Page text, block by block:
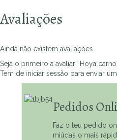
Avaliações
Ainda não existem avaliações.
Seja o primeiro a avaliar “Hoya
Tem de iniciar sessão para enviar
Pedidos
Faz o teu pedido
miúdas o mais